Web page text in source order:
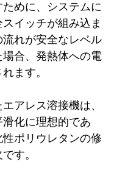
めに、システムに
イッチが組み込ま
れが安全なレベル
場合、発熱体への電
ます。
アレス溶接機は、
化に理想的であ
性ポリウレタンの修
す。